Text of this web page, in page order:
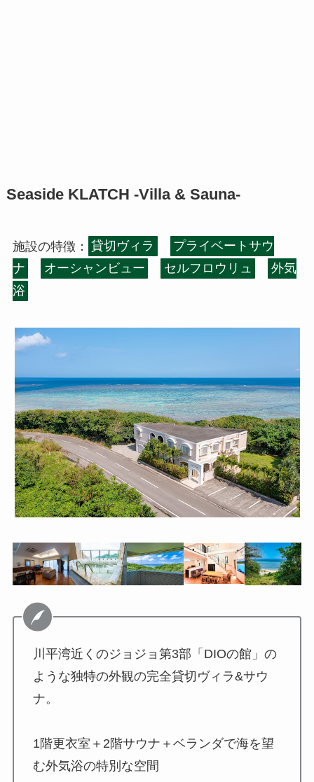
Seaside KLATCH -Villa & Sauna-
施設の特徴： 貸切ヴィラ
プライベートサウ
ナ
オーシャンビュー セルフロウリュ
外気
浴
川平湾近くのジョジョ第3部「DIOの館」の
ような独特の外観の完全貸切ヴィラ&サウ
ナ。
1階更衣室＋2階サウナ＋ベランダで海を望
む外気浴の特別な空間